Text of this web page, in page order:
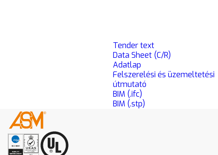
Tender text
Data Sheet (C/R)
Adatlap
Felszerelési és üzemeltetési
útmutató
BIM (.ifc)
BIM (.stp)